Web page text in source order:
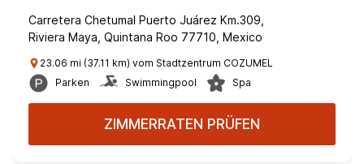
Carretera Chetumal Puerto Juárez Km.309,
Riviera Maya, Quintana Roo 77710, Mexico
23.06 mi (37.11 km) vom Stadtzentrum COZUMEL
Parken
Swimmingpool Spa
ZIMMERRATEN PRÜFEN